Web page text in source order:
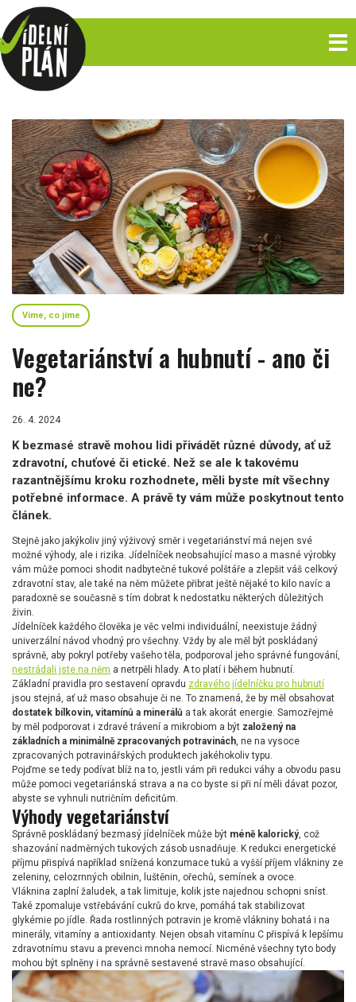
Víme, co jíme
Vegetariánství a hubnutí - ano či
ne?
26. 4. 2024
K bezmasé stravě mohou lidi přivádět různé důvody, ať už
zdravotní, chuťové či etické. Než se ale k takovému
razantnějšímu kroku rozhodnete, měli byste mít všechny
potřebné informace. A právě ty vám může poskytnout tento
článek.
Stejně jako jakýkoliv jiný výživový směr i vegetariánství má nejen své
možné výhody, ale i rizika. Jídelníček neobsahující maso a masné výrobky
vám může pomoci shodit nadbytečné tukové polštáře a zlepšit váš celkový
zdravotní stav, ale také na něm můžete přibrat ještě nějaké to kilo navíc a
paradoxně se současně s tím dobrat k nedostatku některých důležitých
živin.
Jídelníček každého člověka je věc velmi individuální, neexistuje žádný
univerzální návod vhodný pro všechny. Vždy by ale měl být poskládaný
správně, aby pokryl potřeby vašeho těla, podporoval jeho správné fungování,
nestrádali jste na něm a netrpěli hlady. A to platí i během hubnutí.
Základní pravidla pro sestavení opravdu zdravého jídelníčku pro hubnutí
jsou stejná, ať už maso obsahuje či ne. To znamená, že by měl obsahovat
dostatek bílkovin, vitamínů a minerálů a tak akorát energie. Samozřejmě
by měl podporovat i zdravé trávení a mikrobiom a být založený na
základních a minimálně zpracovaných potravinách, ne na vysoce
zpracovaných potravinářských produktech jakéhokoliv typu.
Pojďme se tedy podívat blíž na to, jestli vám při redukci váhy a obvodu pasu
může pomoci vegetariánská strava a na co byste si při ní měli dávat pozor,
abyste se vyhnuli nutričním deficitům.
Výhody vegetariánství
Správně poskládaný bezmasý jídelníček může být méně kalorický, což
shazování nadměrných tukových zásob usnadňuje. K redukci energetické
příjmu přispívá například snížená konzumace tuků a vyšší příjem vlákniny ze
zeleniny, celozrnných obilnin, luštěnin, ořechů, semínek a ovoce.
Vláknina zaplní žaludek, a tak limituje, kolik jste najednou schopni sníst.
Také zpomaluje vstřebávání cukrů do krve, pomáhá tak stabilizovat
glykémie po jídle. Řada rostlinných potravin je kromě vlákniny bohatá i na
minerály, vitamíny a antioxidanty. Nejen obsah vitamínu C přispívá k lepšímu
zdravotnímu stavu a prevenci mnoha nemocí. Nicméně všechny tyto body
mohou být splněny i na správně sestavené stravě maso obsahující.